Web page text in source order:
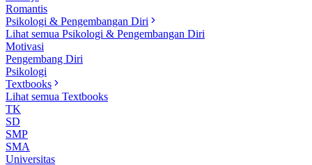
Romantis
Psikologi & Pengembangan Diri
Lihat semua Psikologi & Pengembangan Diri
Motivasi
Pengembang Diri
Psikologi
Textbooks
Lihat semua Textbooks
TK
SD
SMP
SMA
Universitas